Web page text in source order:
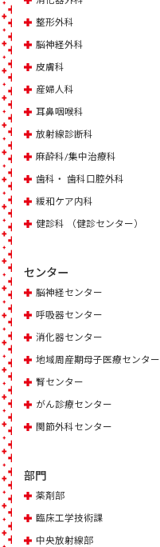
整形外科
脳神経外科
皮膚科
産婦人科
耳鼻咽喉科
放射線診断科
麻酔科/集中治療科
歯科・ 歯科口腔外科
緩和ケア内科
健診科 （健診センター）
センター
脳神経センター
呼吸器センター
消化器センター
地域周産期母子医療センター
腎センター
がん診療センター
関節外科センター
部門
薬剤部
臨床工学技術課
中央放射線部